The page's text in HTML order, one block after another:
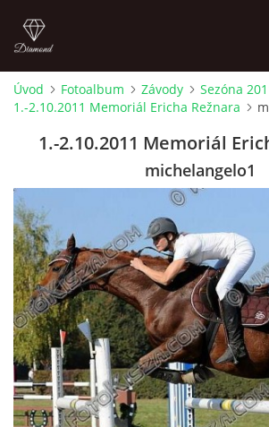
ÚVOD
KONTAKT
SLUŽBY
JEŽDĚNÍ PRO VEŘEJNOST
FOTOALBUM
Úvod Fotoalbum Závody
Sezóna
1.-2.10.2011 Memoriál Ericha Režnara
1.-2.10.2011 Memoriál
michelangelo1